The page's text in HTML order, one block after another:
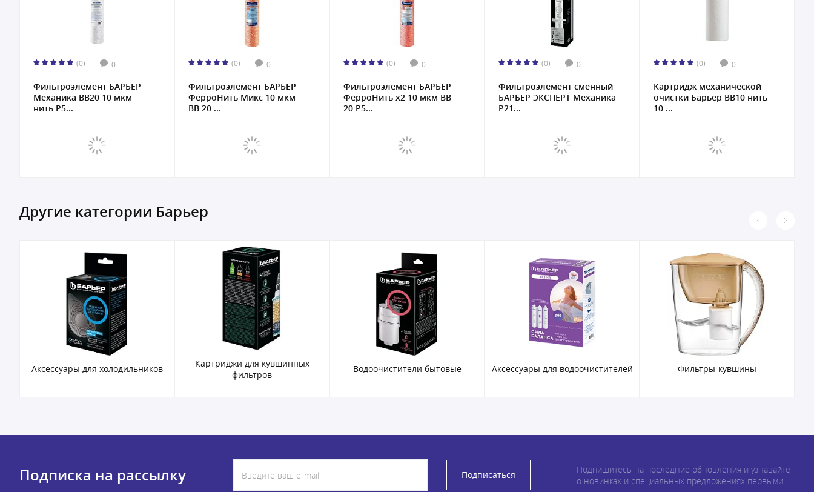
(0) 0
Фильтроэлемент БАРЬЕР
Механика ВВ20 10 мкм
нить Р5...
(0) 0
Фильтроэлемент БАРЬЕР
ФерроНить Микс 10 мкм
BB 20 ...
(0) 0
Фильтроэлемент БАРЬЕР
ФерроНить х2 10 мкм BB
20 Р5...
(0) 0
Фильтроэлемент сменный
БАРЬЕР ЭКСПЕРТ Механика
Р21...
(0) 0
Картридж механической
очистки Барьер BB10 нить
10 ...
Другие категории Барьер
Аксессуары для холодильников
Картриджи для кувшинных
фильтров
Водоочистители бытовые Аксессуары для водоочистителей Фильтры-кувшины
Подписка на рассылку Подписаться
Подпишитесь на последние обновления и узнавайте
о новинках и специальных предложениях первыми